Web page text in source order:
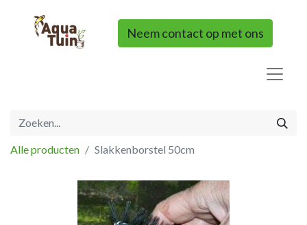
Neem contact op met ons
Alle producten Slakkenborstel 50cm